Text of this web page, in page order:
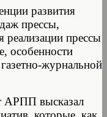
развития
прессы,
реализации прессы
особенности
журнальной
АРПП высказал